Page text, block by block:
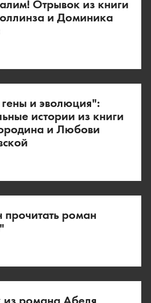
Отрывок из книги
и Доминика
и эволюция":
истории из книги
и Любови
прочитать роман